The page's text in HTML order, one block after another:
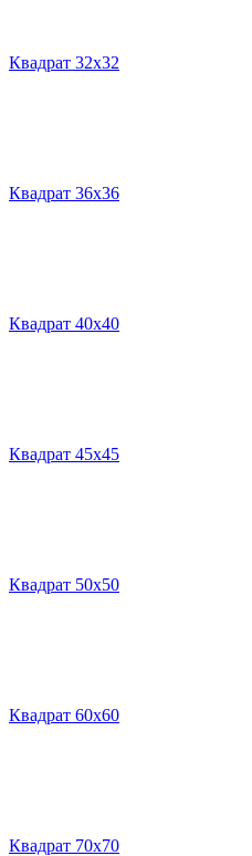
Квадрат 32х32
Квадрат 36х36
Квадрат 40х40
Квадрат 45х45
Квадрат 50х50
Квадрат 60х60
Квадрат 70х70